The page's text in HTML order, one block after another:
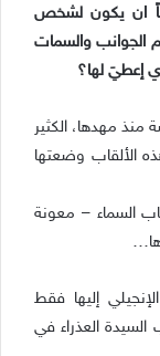
ان يكون لشخص
الجوانب والسمات
إعطيَ لها؟
منذ مهدها، الكثير
الألقاب وضعتها
السماء – معونة
إليها فقط
العذراء في